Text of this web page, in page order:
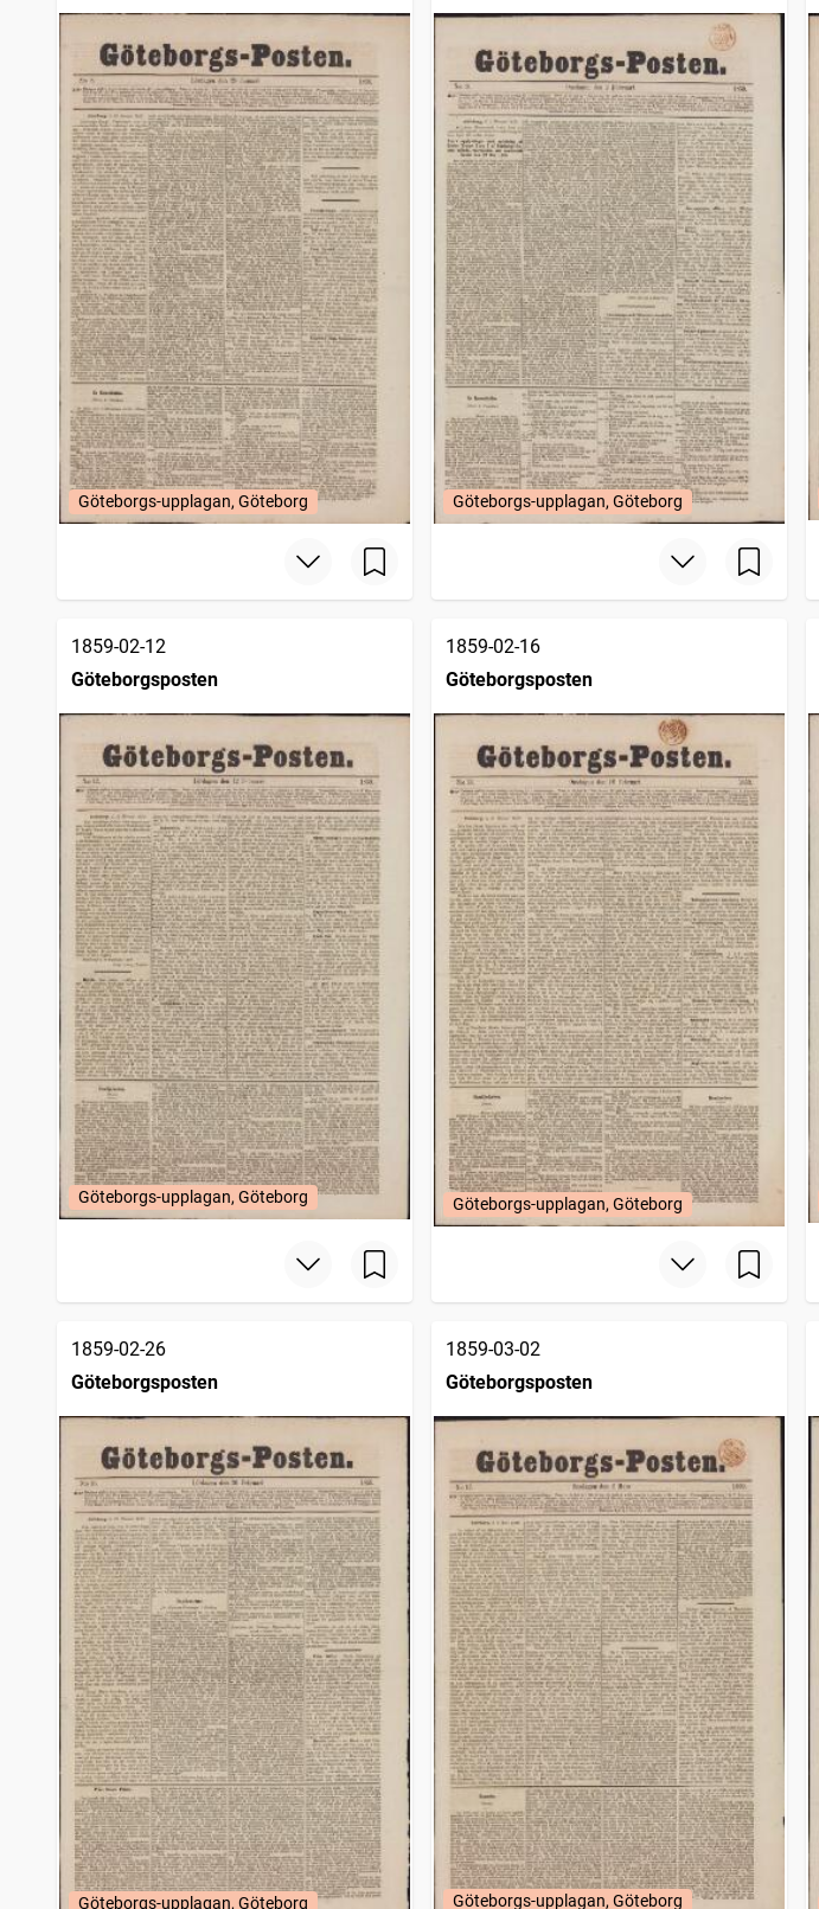
Göteborgs-upplagan, Göteborg Göteborgs-upplagan, Göteborg
1859-02-12
Göteborgsposten
Göteborgs-upplagan, Göteborg
1859-02-16
Göteborgsposten
Göteborgs-upplagan, Göteborg
1859-02-26
Göteborgsposten
Göteborgs-upplagan, Göteborg
1859-03-02
Göteborgsposten
Göteborgs-upplagan, Göteborg